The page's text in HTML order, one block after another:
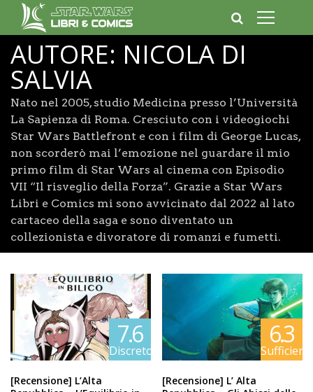
AUTORE: NICOLA DI
SALVIA
Nato nel 2005, studio Medicina presso l’Università
La Sapienza di Roma. Cresciuto con i videogiochi
Star Wars Battlefront e con i film di George Lucas,
non scorderò mai l’emozione nel guardare il mio
primo film di Star Wars al cinema con Episodio
VII “Il risveglio della Forza”. Grazie a Star Wars
Libri e Comics mi sono avvicinato dal 2022 al lato
cartaceo della saga e sono diventato un
collezionista e divoratore di romanzi e fumetti.
7.6
Discreto
[Recensione] L’Alta
6.3
[Recensione] L’ Alta